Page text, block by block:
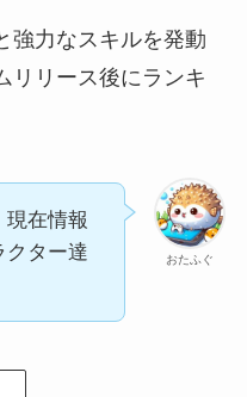
強力なスキルを発動
リリース後にランキ
おたふぐ
現在情報
クター達